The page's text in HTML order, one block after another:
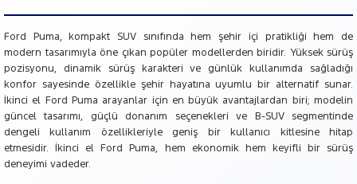
Ford Puma, kompakt SUV sınıfında hem şehir içi pratikliği hem de
modern tasarımıyla öne çıkan popüler modellerden biridir. Yüksek sürüş
pozisyonu, dinamik sürüş karakteri ve günlük kullanımda sağladığı
konfor sayesinde özellikle şehir hayatına uyumlu bir alternatif sunar.
İkinci el Ford Puma arayanlar için en büyük avantajlardan biri; modelin
güncel tasarımı, güçlü donanım seçenekleri ve B-SUV segmentinde
dengeli kullanım özellikleriyle geniş bir kullanıcı kitlesine hitap
etmesidir. İkinci el Ford Puma, hem ekonomik hem keyifli bir sürüş
deneyimi vadeder.